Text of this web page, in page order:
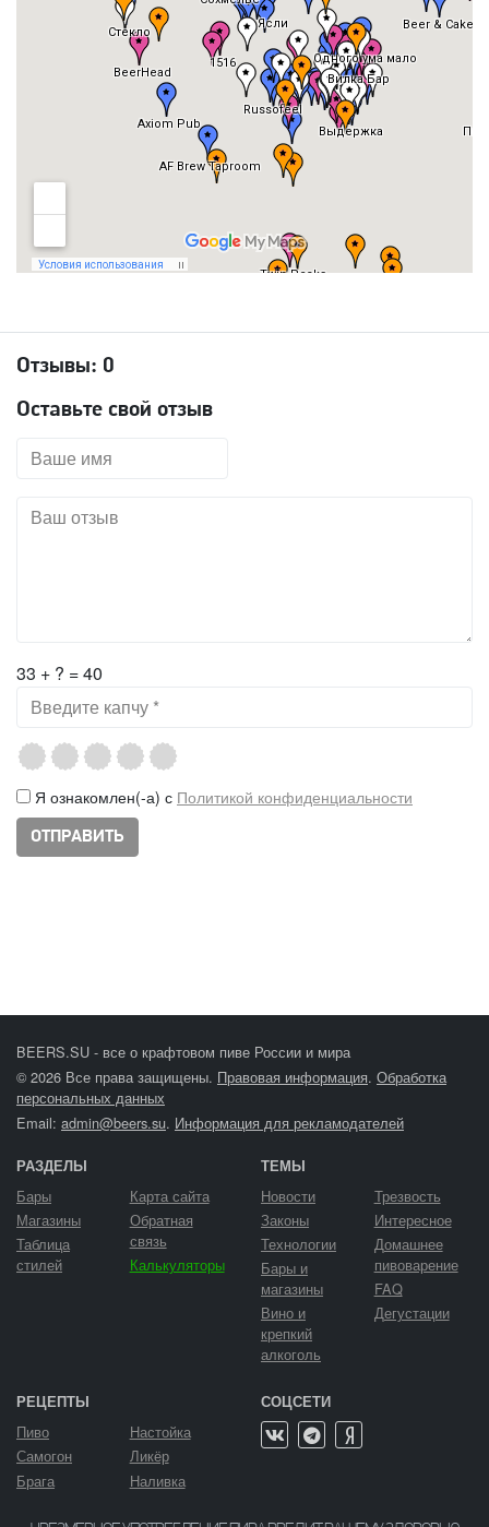
Отзывы: 0
Оставьте свой отзыв
33 + ? = 40
Я ознакомлен(-а) с Политикой конфиденциальности
BEERS.SU - все о крафтовом пиве России и мира
© 2026 Все права защищены. Правовая информация. Обработка
персональных данных
Email: admin@beers.su. Информация для рекламодателей
РАЗДЕЛЫ
Бары
Магазины
Таблица
стилей
Карта сайта
Обратная
связь
Калькуляторы
ТЕМЫ
Новости
Законы
Технологии
Бары и
магазины
Вино и
крепкий
алкоголь
Трезвость
Интересное
Домашнее
пивоварение
FAQ
Дегустации
РЕЦЕПТЫ
Пиво
Самогон
Брага
Настойка
Ликёр
Наливка
СОЦСЕТИ